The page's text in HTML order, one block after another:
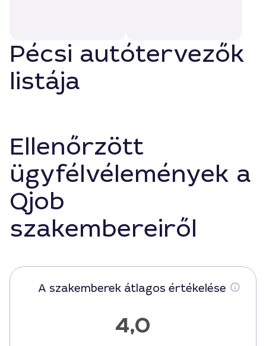
Pécsi autótervezők
listája
Ellenőrzött
ügyfélvélemények a
Qjob
szakembereiről
A szakemberek átlagos értékelése
4,0